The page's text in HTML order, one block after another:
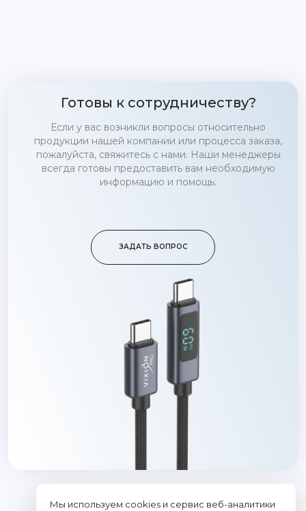
Готовы к сотрудничеству?
Если у вас возникли вопросы относительно
продукции нашей компании или процесса заказа,
пожалуйста, свяжитесь с нами. Наши менеджеры
всегда готовы предоставить вам необходимую
информацию и помощь.
ЗАДАТЬ ВОПРОС
Мы используем cookies и сервис веб-аналитики